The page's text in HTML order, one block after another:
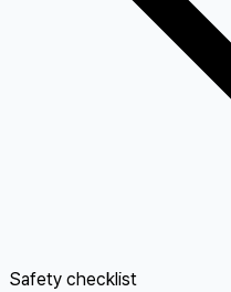
Safety checklist